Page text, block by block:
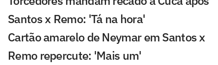
Santos x Remo: 'Tá na hora'
Cartão amarelo de Neymar em Santos x
Remo repercute: 'Mais um'